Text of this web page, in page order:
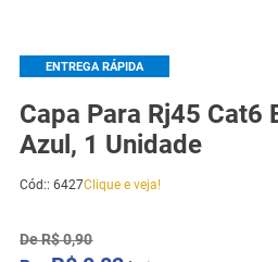
ENTREGA RÁPIDA
Capa Para Rj45 Cat6
Azul, 1 Unidade
Cód::6427Clique e veja!
DeR$0,90